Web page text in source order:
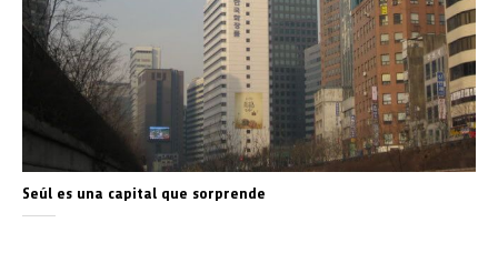
Seúl es una capital que sorprende